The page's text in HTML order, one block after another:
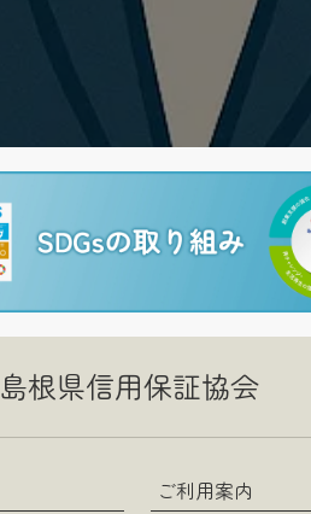
島根県信用保証協会
ご利用案内